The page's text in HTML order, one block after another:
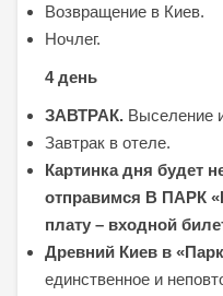
Возвращение в Киев.
Ночлег.
4 день
ЗАВТРАК. Выселение
Завтрак в отеле.
Картинка дня будет
отправимся В ПАРК
плату – входной
Древний Киев в
единственное и